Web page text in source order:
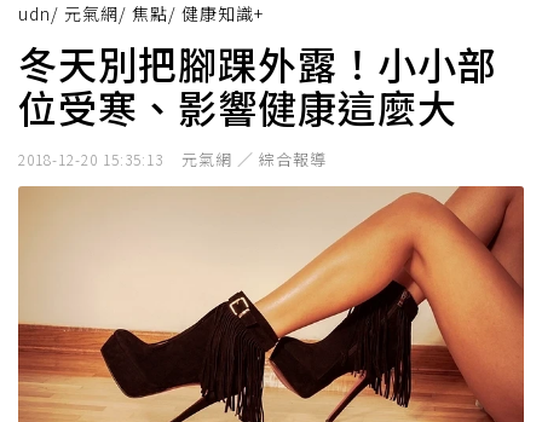
udn/ 元氣網/ 焦點/ 健康知識+
冬天別把腳踝外露！小小部
位受寒、影響健康這麼大
2018-12-20 15:35:13 元氣網 ／ 綜合報導